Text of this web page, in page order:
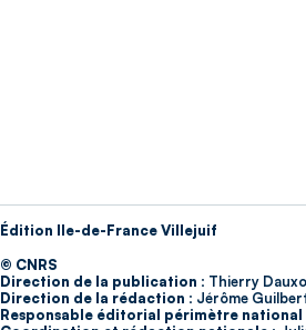
Édition Ile-de-France Villejuif
© CNRS
Direction de la publication : Thierry
Direction de la rédaction : Jérôme
Responsable éditorial périmètre national